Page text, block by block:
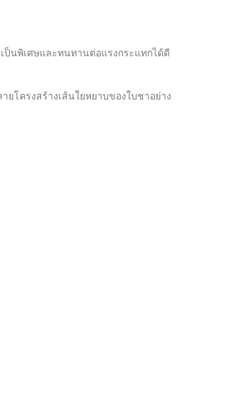
ป็นพิเศษและทนทานต่อแรงกระแทกได้ดี
ครงสร้างเส้นใยหยาบของใบชาอย่าง